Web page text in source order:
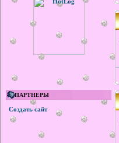
ПАРТНЕРЫ
Создать сайт